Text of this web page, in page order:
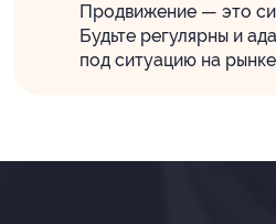
Продвижение — это
Будьте регулярны и
под ситуацию на